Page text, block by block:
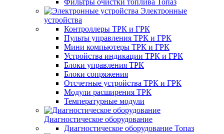
Фильтры очистки топлива Топаз
Электронные
устройства
Контроллеры ТРК и ГРК
Пульты управления ТРК и ГРК
Мини компьютеры ТРК и ГРК
Устройства индикации ТРК и ГРК
Блоки управления ТРК
Блоки сопряжения
Отсчетные устройства ТРК и ГРК
Модули расширения ТРК
Температурные модули
Диагностическое оборудование
Диагностическое оборудование Топаз